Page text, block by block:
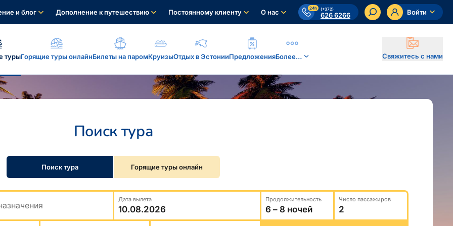
и блог Дополнение к путешествию Постоянному клиенту О нас 24h (+372)
626 6266 Войти
турыГорящие туры онлайнБилеты на паромКруизыОтдых в ЭстонииПредложенияБолее… Свяжитесь с нами
услуги...
reisikaubad.ee, Airalo eSim...
Поиск тура
Поиск тура Горящие туры онлайн
Дата вылета Продолжительность Число пассажиров